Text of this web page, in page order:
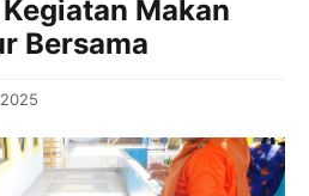
Makan
Bersama